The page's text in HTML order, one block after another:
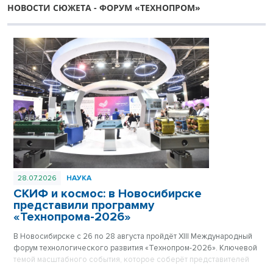
НОВОСТИ СЮЖЕТА - ФОРУМ «ТЕХНОПРОМ»
28.07.2026 НАУКА
СКИФ и космос: в Новосибирске
представили программу
«Технопрома-2026»
В Новосибирске с 26 по 28 августа пройдёт ХIII Международный
форум технологического развития «Технопром-2026». Ключевой
темой масштабного события, которое соберёт представителей